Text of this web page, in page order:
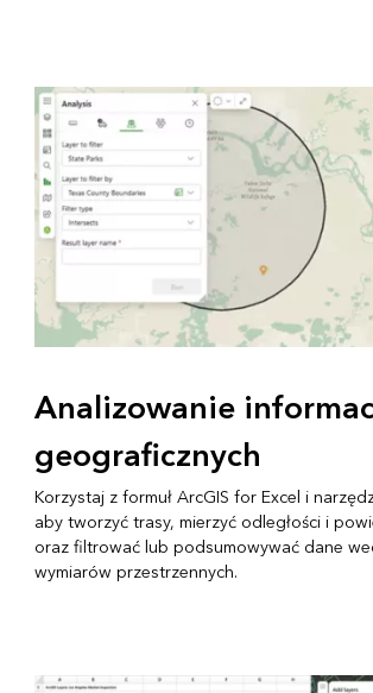
Analizowanie
geograficznych
Korzystaj z formuł ArcGIS for Excel i
aby tworzyć trasy, mierzyć odległości i
oraz filtrować lub podsumowywać dane
wymiarów przestrzennych.